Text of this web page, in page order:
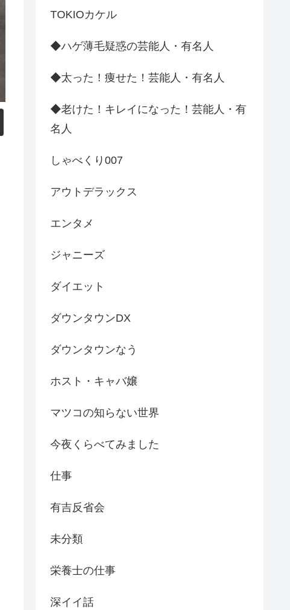
TOKIOカケル
◆ハゲ薄毛疑惑の芸能人・有名人
◆太った！痩せた！芸能人・有名人
◆老けた！キレイになった！芸能人・有
名人
しゃべくり007
アウトデラックス
エンタメ
ジャニーズ
ダイエット
ダウンタウンDX
ダウンタウンなう
ホスト・キャバ嬢
マツコの知らない世界
今夜くらべてみました
仕事
有吉反省会
未分類
栄養士の仕事
深イイ話